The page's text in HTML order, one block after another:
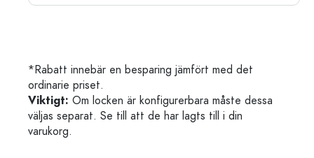
*Rabatt innebär en besparing jämfört med det
ordinarie priset.
Viktigt: Om locken är konfigurerbara måste dessa
väljas separat. Se till att de har lagts till i din
varukorg.